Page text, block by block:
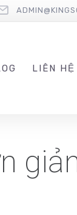
LIÊN HỆ